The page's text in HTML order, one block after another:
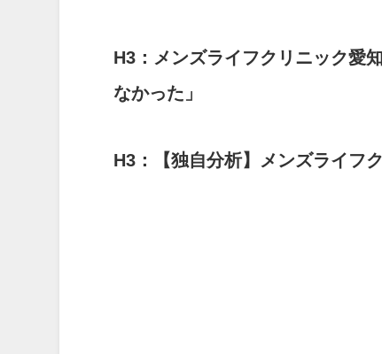
H3：メンズライフクリニック愛
なかった」
H3：【独自分析】メンズライフ